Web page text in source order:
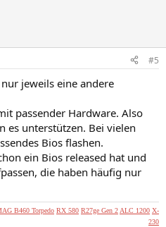
#5
jeweils eine andere
passender Hardware. Also
es unterstützen. Bei vielen
Bios flashen.
ein Bios released hat und
die haben häufig nur
B460 Torpedo RX 580 R27ge Gen 2 ALC 1200 X-
230